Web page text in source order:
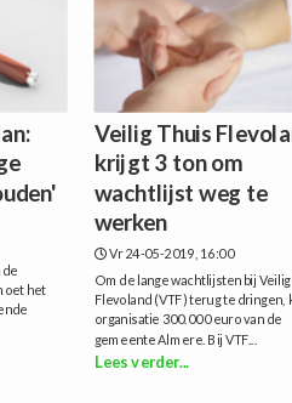
het
Veilig Thuis
krijgt 3 ton om
wachtlijst weg te
werken
Vr 24-05-2019, 16:00
Om de lange wachtlijsten bij
Flevoland (VTF) terug te dringen,
organisatie 300.000 euro van de
gemeente Almere. Bij VTF...
Lees verder...